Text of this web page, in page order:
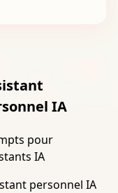
IA
pour
IA
personnel IA